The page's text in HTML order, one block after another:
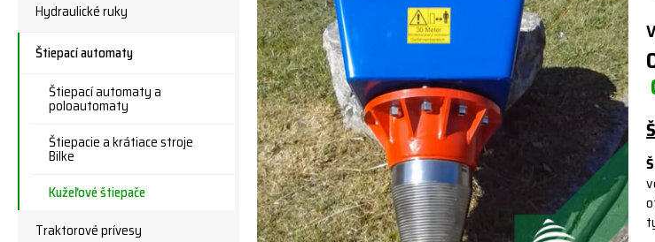
Hydraulické ruky
Štiepací automaty
Štiepací automaty a
poloautomaty
Štiepacie a krátiace stroje
Bilke
Kužeľové štiepače
Traktorové prívesy